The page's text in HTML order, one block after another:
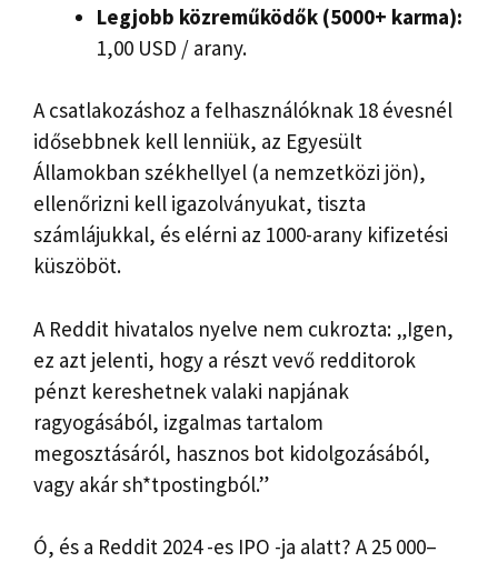
Legjobb közreműködők (5000+ karma):
1,00 USD / arany.
A csatlakozáshoz a felhasználóknak 18 évesnél
idősebbnek kell lenniük, az Egyesült
Államokban székhellyel (a nemzetközi jön),
ellenőrizni kell igazolványukat, tiszta
számlájukkal, és elérni az 1000-arany kifizetési
küszöböt.
A Reddit hivatalos nyelve nem cukrozta: „Igen,
ez azt jelenti, hogy a részt vevő redditorok
pénzt kereshetnek valaki napjának
ragyogásából, izgalmas tartalom
megosztásáról, hasznos bot kidolgozásából,
vagy akár sh*tpostingból.”
Ó, és a Reddit 2024 -es IPO -ja alatt? A 25 000–